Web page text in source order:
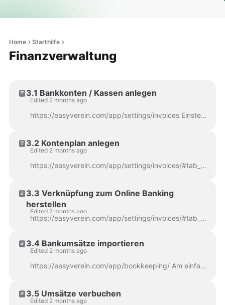
Home Starthilfe
Finanzverwaltung
3.1 Bankkonten / Kassen anlegen
Edited 2 months ago
https://easyverein.com/app/settings/invoices Einstellungen > Buchhaltung & Finanzen > Neu > Bankkonto hinzufügen Klickt zunächst in der Kopfleiste auf...
3.2 Kontenplan anlegen
Edited 2 months ago
https://easyverein.com/app/settings/invoices/#tab_skr Einstellungen > Buchhaltung & Finanzen > Konten & Auswertung Als Basis eures Kontenplans könnt i...
3.3 Verknüpfung zum Online Banking
herstellen
Edited 2 months ago
https://easyverein.com/app/settings/invoices/#tab_ob Einstellungen > Buchhaltung & Finanzen > Online Banking Sucht in den Einstellungen zum Online Ban...
3.4 Bankumsätze importieren
Edited 2 months ago
https://easyverein.com/app/bookkeeping/ Am einfachsten importiert ihr eure Zahlungseingänge über die Online Banking Schnittstelle . Wenn ihr über eas...
3.5 Umsätze verbuchen
Edited 2 months ago